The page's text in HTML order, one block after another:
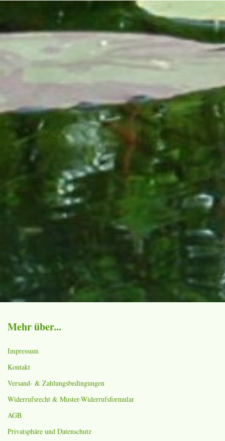
Mehr über...
Impressum
Kontakt
Versand- & Zahlungsbedingungen
Widerrufsrecht & Muster-Widerrufsformular
AGB
Privatsphäre und Datenschutz